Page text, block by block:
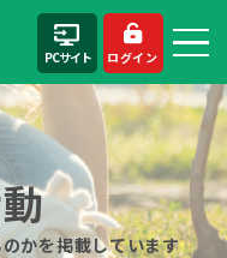
PCサイト ログイン
かを掲載しています